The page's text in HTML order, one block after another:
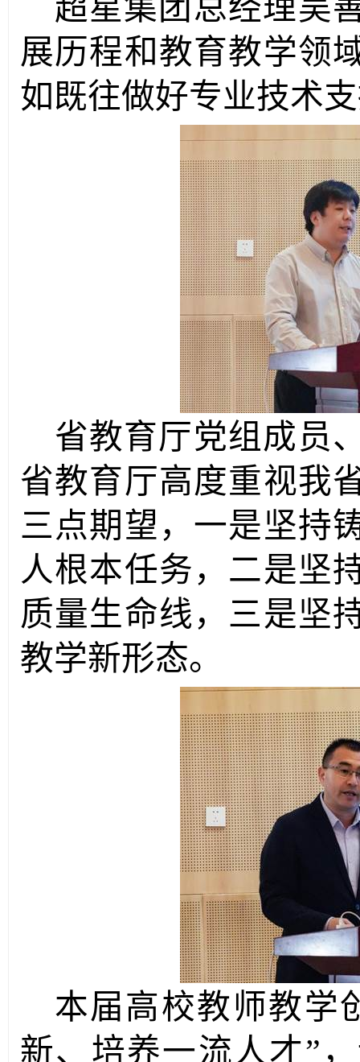
超星集团总经理吴
展历程和教育教学领
如既往做好专业技术
省教育厅党组成员
省教育厅高度重视我
三点期望，一是坚持
人根本任务，二是坚
质量生命线，三是坚
教学新形态。
本届高校教师教学
新、培养一流人才”